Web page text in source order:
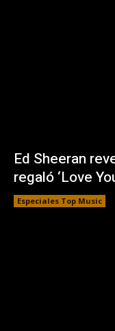
Ed Sheeran
regaló ‘Love
Especiales Top Music